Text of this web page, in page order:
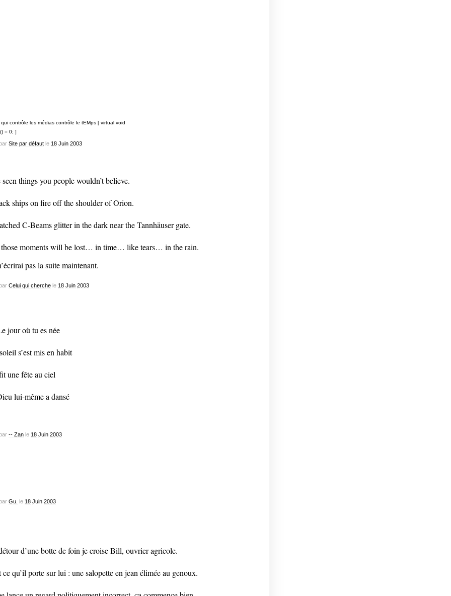
qui contrôle les médias contrôle le tEMps [ virtual void
= 0; ]
Site par défautle 18 Juin 2003
seen things you people wouldn’t believe.
ships on fire off the shoulder of Orion.
C-Beams glitter in the dark near the Tannhäuser gate.
moments will be lost… in time… like tears… in the rain.
pas la suite maintenant.
Celui qui cherchele 18 Juin 2003
jour où tu es née
s’est mis en habit
une fête au ciel
lui-même a dansé
-- Zanle 18 Juin 2003
Gu. le 18 Juin 2003
d’une botte de foin je croise Bill, ouvrier agricole.
ce qu’il porte sur lui : une salopette en jean élimée au genoux.